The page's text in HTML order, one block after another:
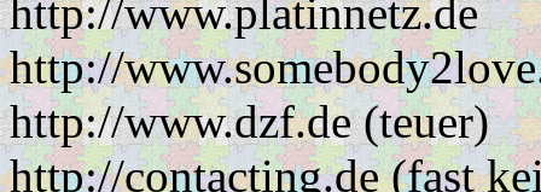
http://www.platinnetz.de
http://
http://www.dzf.de (teuer)
http://contacting.de (fast